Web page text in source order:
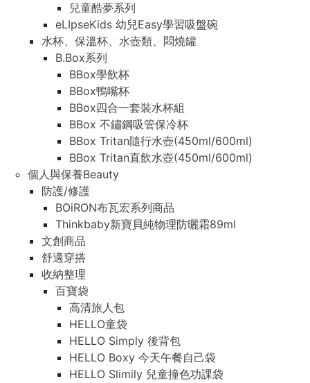
兒童酷夢系列
eLIpseKids 幼兒Easy學習吸盤碗
水杯、保溫杯、水壺類、悶燒罐
B.Box系列
BBox學飲杯
BBox鴨嘴杯
BBox四合一套裝水杯組
BBox 不鏽鋼吸管保冷杯
BBox Tritan隨行水壺(450ml/600ml)
BBox Tritan直飲水壺(450ml/600ml)
個人與保養Beauty
防護/修護
BOiRON布瓦宏系列商品
Thinkbaby新寶貝純物理防曬霜89ml
文創商品
舒適穿搭
收納整理
百寶袋
高清旅人包
HELLO童袋
HELLO Simply 後背包
HELLO Boxy 今天午餐自己袋
HELLO Slimily 兒童撞色功課袋